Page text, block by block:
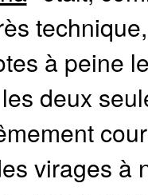
à peine
deux
virages à